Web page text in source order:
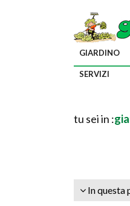
GIARDINO
SERVIZI
tu sei in :
In questa